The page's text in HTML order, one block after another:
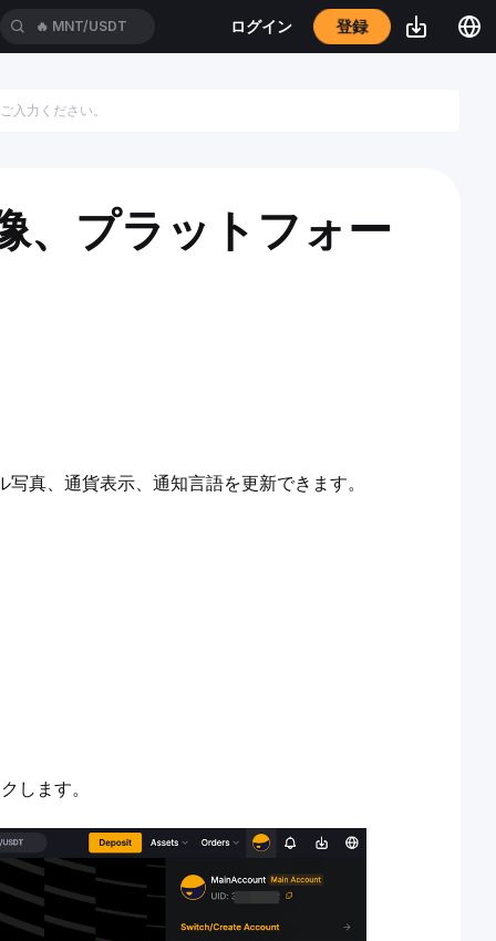
🔥 MNT/USDT ログイン 登録
、プラットフォー
真、通貨表示、通知言語を更新できます。
します。